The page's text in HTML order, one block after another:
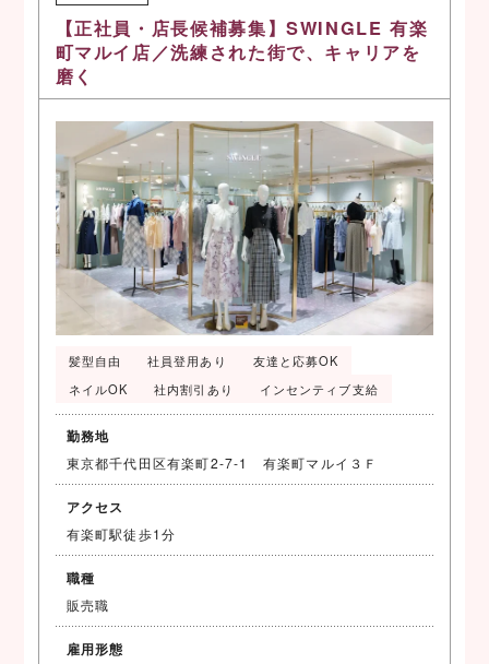
【正社員・店長候補募集】SWINGLE 有楽
町マルイ店／洗練された街で、キャリアを
磨く
髪型自由 社員登用あり
友達と応募OK
ネイルOK
社内割引あり インセンティブ支給
勤務地
東京都千代田区有楽町2-7-1 有楽町マルイ３Ｆ
アクセス
有楽町駅徒歩1分
職種
販売職
雇用形態